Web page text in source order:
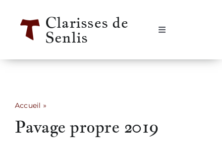
contenu
Clarisses de
Senlis
Navigation
Qui sommes-nous ?
Accueil »
Pavage propre 2019